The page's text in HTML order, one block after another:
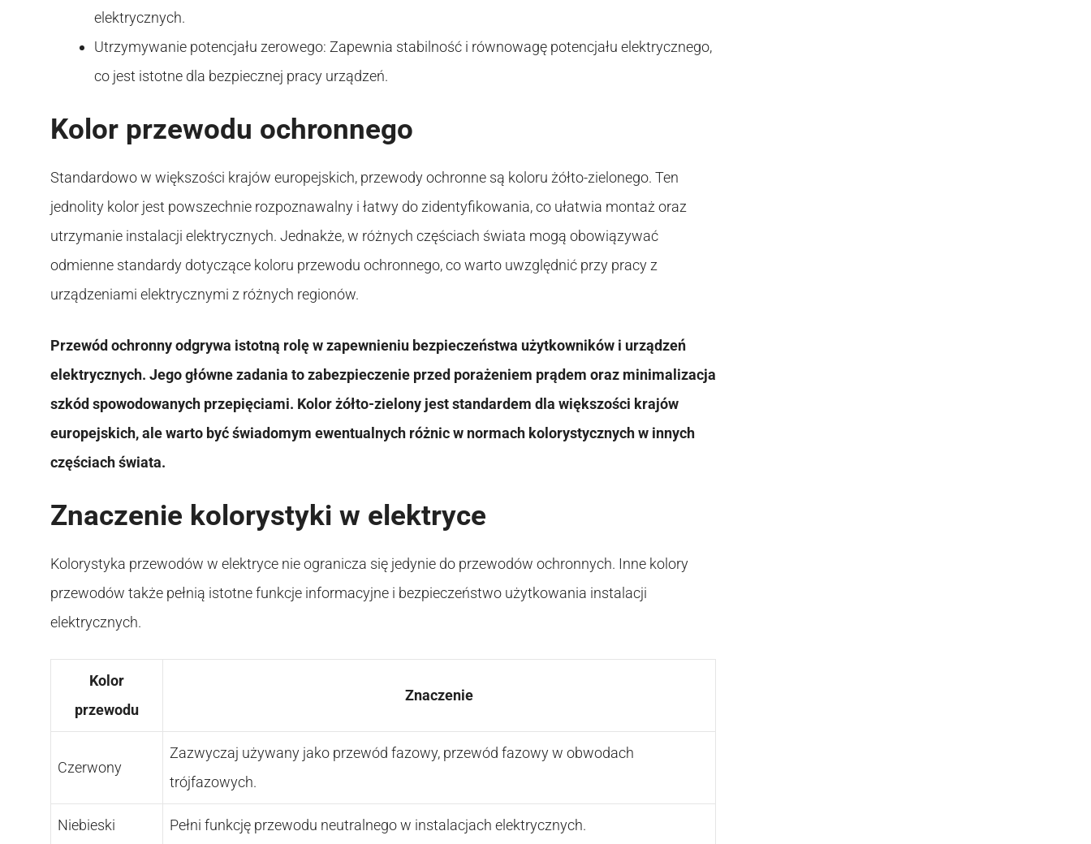
elektrycznych.
Utrzymywanie potencjału zerowego: Zapewnia stabilność i równowagę potencjału elektrycznego,
co jest istotne dla bezpiecznej pracy urządzeń.
Kolor przewodu ochronnego
Standardowo w większości krajów europejskich, przewody ochronne są koloru żółto-zielonego. Ten
jednolity kolor jest powszechnie rozpoznawalny i łatwy do zidentyfikowania, co ułatwia montaż oraz
utrzymanie instalacji elektrycznych. Jednakże, w różnych częściach świata mogą obowiązywać
odmienne standardy dotyczące koloru przewodu ochronnego, co warto uwzględnić przy pracy z
urządzeniami elektrycznymi z różnych regionów.
Przewód ochronny odgrywa istotną rolę w zapewnieniu bezpieczeństwa użytkowników i urządzeń
elektrycznych. Jego główne zadania to zabezpieczenie przed porażeniem prądem oraz minimalizacja
szkód spowodowanych przepięciami. Kolor żółto-zielony jest standardem dla większości krajów
europejskich, ale warto być świadomym ewentualnych różnic w normach kolorystycznych w innych
częściach świata.
Znaczenie kolorystyki w elektryce
Kolorystyka przewodów w elektryce nie ogranicza się jedynie do przewodów ochronnych. Inne kolory
przewodów także pełnią istotne funkcje informacyjne i bezpieczeństwo użytkowania instalacji
elektrycznych.
Kolor
przewodu
Znaczenie
Czerwony
Zazwyczaj używany jako przewód fazowy, przewód fazowy w obwodach
trójfazowych.
Niebieski Pełni funkcję przewodu neutralnego w instalacjach elektrycznych.